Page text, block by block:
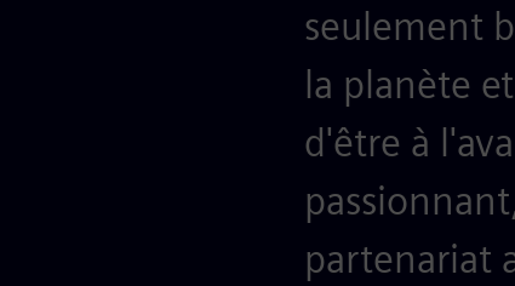
seulement
la planète
d'être à
partenariat